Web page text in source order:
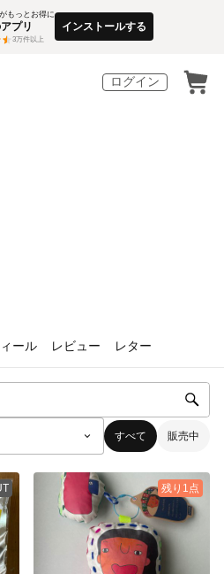
もっとお得に
プリ
3万件以上
インストールする
ログイン
ール レビュー レター
すべて 販売中
残り1点